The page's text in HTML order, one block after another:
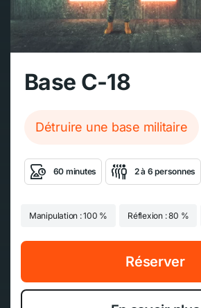
Base C-18
Détruire une base militaire
60 minutes 2 à 6 personnes
Manipulation : 100 % Réflexion : 80 %
Réserver